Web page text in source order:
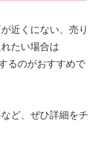
近くにない、売り
たい場合は
るのがおすすめで
ど、ぜひ詳細をチ